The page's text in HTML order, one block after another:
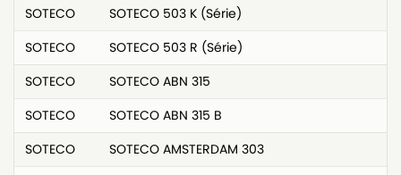
SOTECO
SOTECO 503 K (Série)
SOTECO
SOTECO 503 R (Série)
SOTECO
SOTECO ABN 315
SOTECO
SOTECO ABN 315 B
SOTECO
SOTECO AMSTERDAM 303